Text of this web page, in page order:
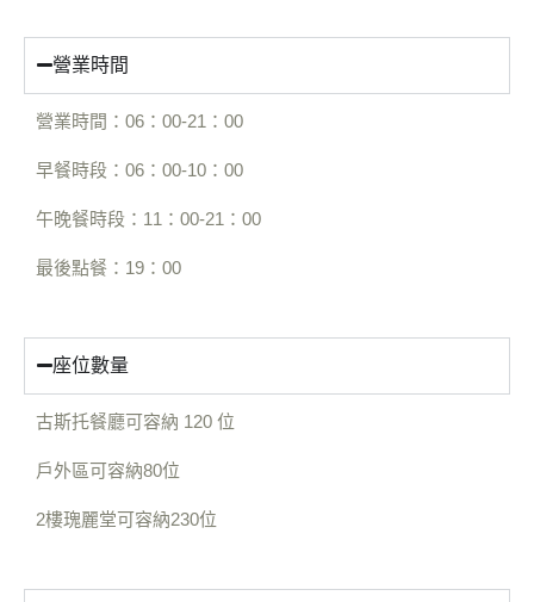
營業時間
營業時間：06：00-21：00
早餐時段：06：00-10：00
午晚餐時段：11：00-21：00
最後點餐：19：00
座位數量
古斯托餐廳可容納 120 位
戶外區可容納80位
2樓瑰麗堂可容納230位